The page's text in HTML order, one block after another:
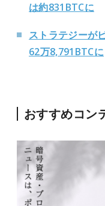
は約831BTCに
ストラテジーが
62万8,791BTCに
おすすめコン